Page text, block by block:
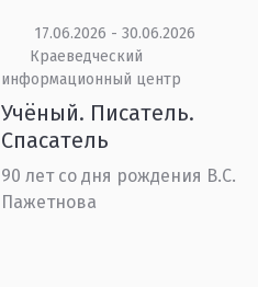
17.06.2026 - 30.06.2026
Краеведческий
информационный центр
Учёный. Писатель.
Спасатель
90 лет со дня рождения В.С.
Пажетнова